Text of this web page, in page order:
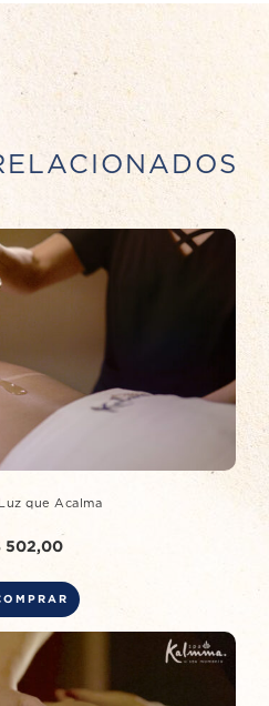
Luz que Acalma
502,00